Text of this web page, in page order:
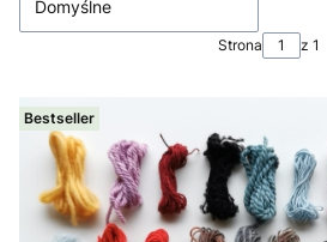
Domyślne
Strona z 1
Bestseller